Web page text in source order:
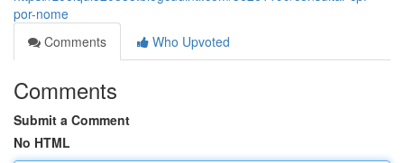
por-nome
Comments
Who Upvoted
Comments
Submit a Comment
No HTML